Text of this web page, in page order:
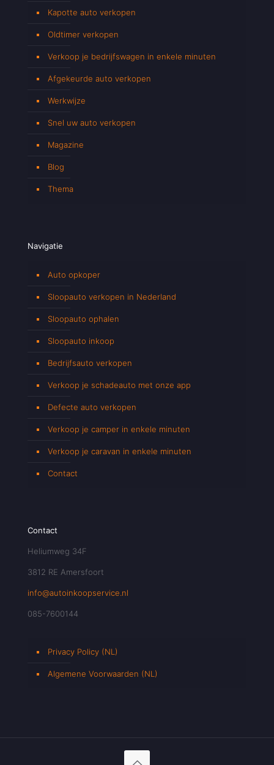
Kapotte auto verkopen
Oldtimer verkopen
Verkoop je bedrijfswagen in enkele minuten
Afgekeurde auto verkopen
Werkwijze
Snel uw auto verkopen
Magazine
Blog
Thema
Navigatie
Auto opkoper
Sloopauto verkopen in Nederland
Sloopauto ophalen
Sloopauto inkoop
Bedrijfsauto verkopen
Verkoop je schadeauto met onze app
Defecte auto verkopen
Verkoop je camper in enkele minuten
Verkoop je caravan in enkele minuten
Contact
Contact
Heliumweg 34F
3812 RE Amersfoort
info@autoinkoopservice.nl
085-7600144
Privacy Policy (NL)
Algemene Voorwaarden (NL)